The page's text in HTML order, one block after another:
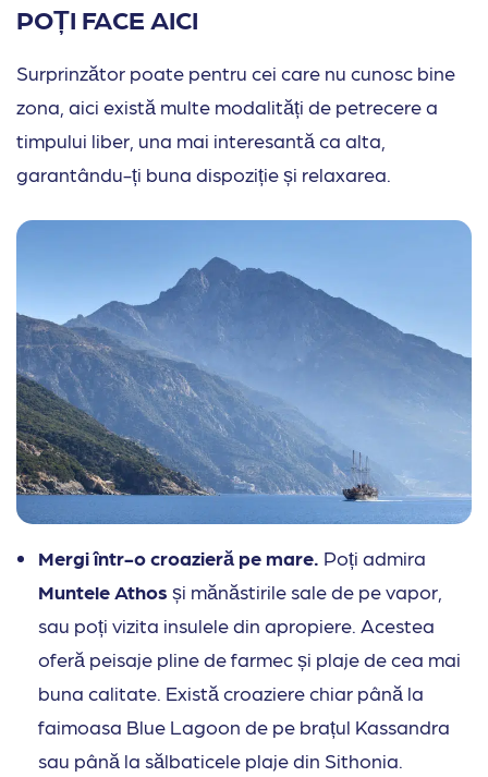
POȚI FACE AICI
Surprinzător poate pentru cei care nu cunosc bine
zona, aici există multe modalități de petrecere a
timpului liber, una mai interesantă ca alta,
garantându-ți buna dispoziție și relaxarea.
Mergi într-o croazieră pe mare. Poți admira
Muntele Athos și mănăstirile sale de pe vapor,
sau poți vizita insulele din apropiere. Acestea
oferă peisaje pline de farmec și plaje de cea mai
buna calitate. Există croaziere chiar până la
faimoasa Blue Lagoon de pe brațul Kassandra
sau până la sălbaticele plaje din Sithonia.